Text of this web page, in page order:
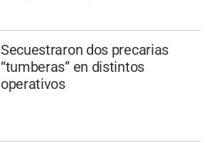
Secuestraron dos precarias
“tumberas” en distintos
operativos